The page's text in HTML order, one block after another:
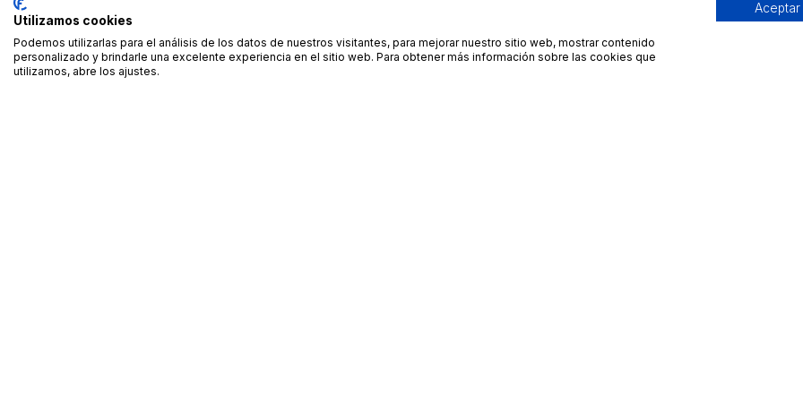
Utilizamos cookies
Podemos utilizarlas para el análisis de los datos de nuestros visitantes, para mejorar nuestro sitio web, mostrar contenido
personalizado y brindarle una excelente experiencia en el sitio web. Para obtener más información sobre las cookies que
utilizamos, abre los ajustes.